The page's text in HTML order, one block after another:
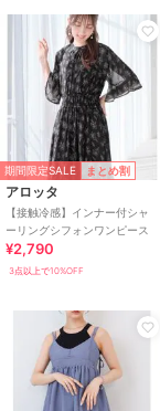
期間限定SALE まとめ割
アロッタ
【接触冷感】インナー付シャ
ーリングシフォンワンピース
¥2,790
3点以上で10%OFF